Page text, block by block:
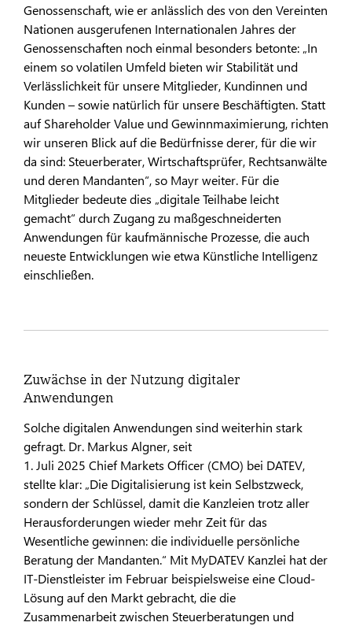
Genossenschaft, wie er anlässlich des von den Vereinten
Nationen ausgerufenen Internationalen Jahres der
Genossenschaften noch einmal besonders betonte: „In
einem so volatilen Umfeld bieten wir Stabilität und
Verlässlichkeit für unsere Mitglieder, Kundinnen und
Kunden – sowie natürlich für unsere Beschäftigten. Statt
auf Shareholder Value und Gewinnmaximierung, richten
wir unseren Blick auf die Bedürfnisse derer, für die wir
da sind: Steuerberater, Wirtschaftsprüfer, Rechtsanwälte
und deren Mandanten“, so Mayr weiter. Für die
Mitglieder bedeute dies „digitale Teilhabe leicht
gemacht“ durch Zugang zu maßgeschneiderten
Anwendungen für kaufmännische Prozesse, die auch
neueste Entwicklungen wie etwa Künstliche Intelligenz
einschließen.
Zuwächse in der Nutzung digitaler
Anwendungen
Solche digitalen Anwendungen sind weiterhin stark
gefragt. Dr. Markus Algner, seit
1. Juli 2025 Chief Markets Officer (CMO) bei DATEV,
stellte klar: „Die Digitalisierung ist kein Selbstzweck,
sondern der Schlüssel, damit die Kanzleien trotz aller
Herausforderungen wieder mehr Zeit für das
Wesentliche gewinnen: die individuelle persönliche
Beratung der Mandanten.“ Mit MyDATEV Kanzlei hat der
IT-Dienstleister im Februar beispielsweise eine Cloud-
Lösung auf den Markt gebracht, die die
Zusammenarbeit zwischen Steuerberatungen und